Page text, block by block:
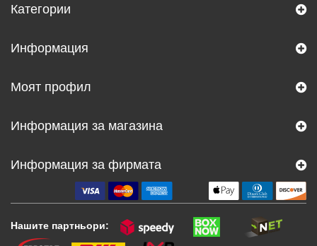
Категории
Информация
Моят профил
Информация за магазина
Информация за фирмата
Нашите партньори: